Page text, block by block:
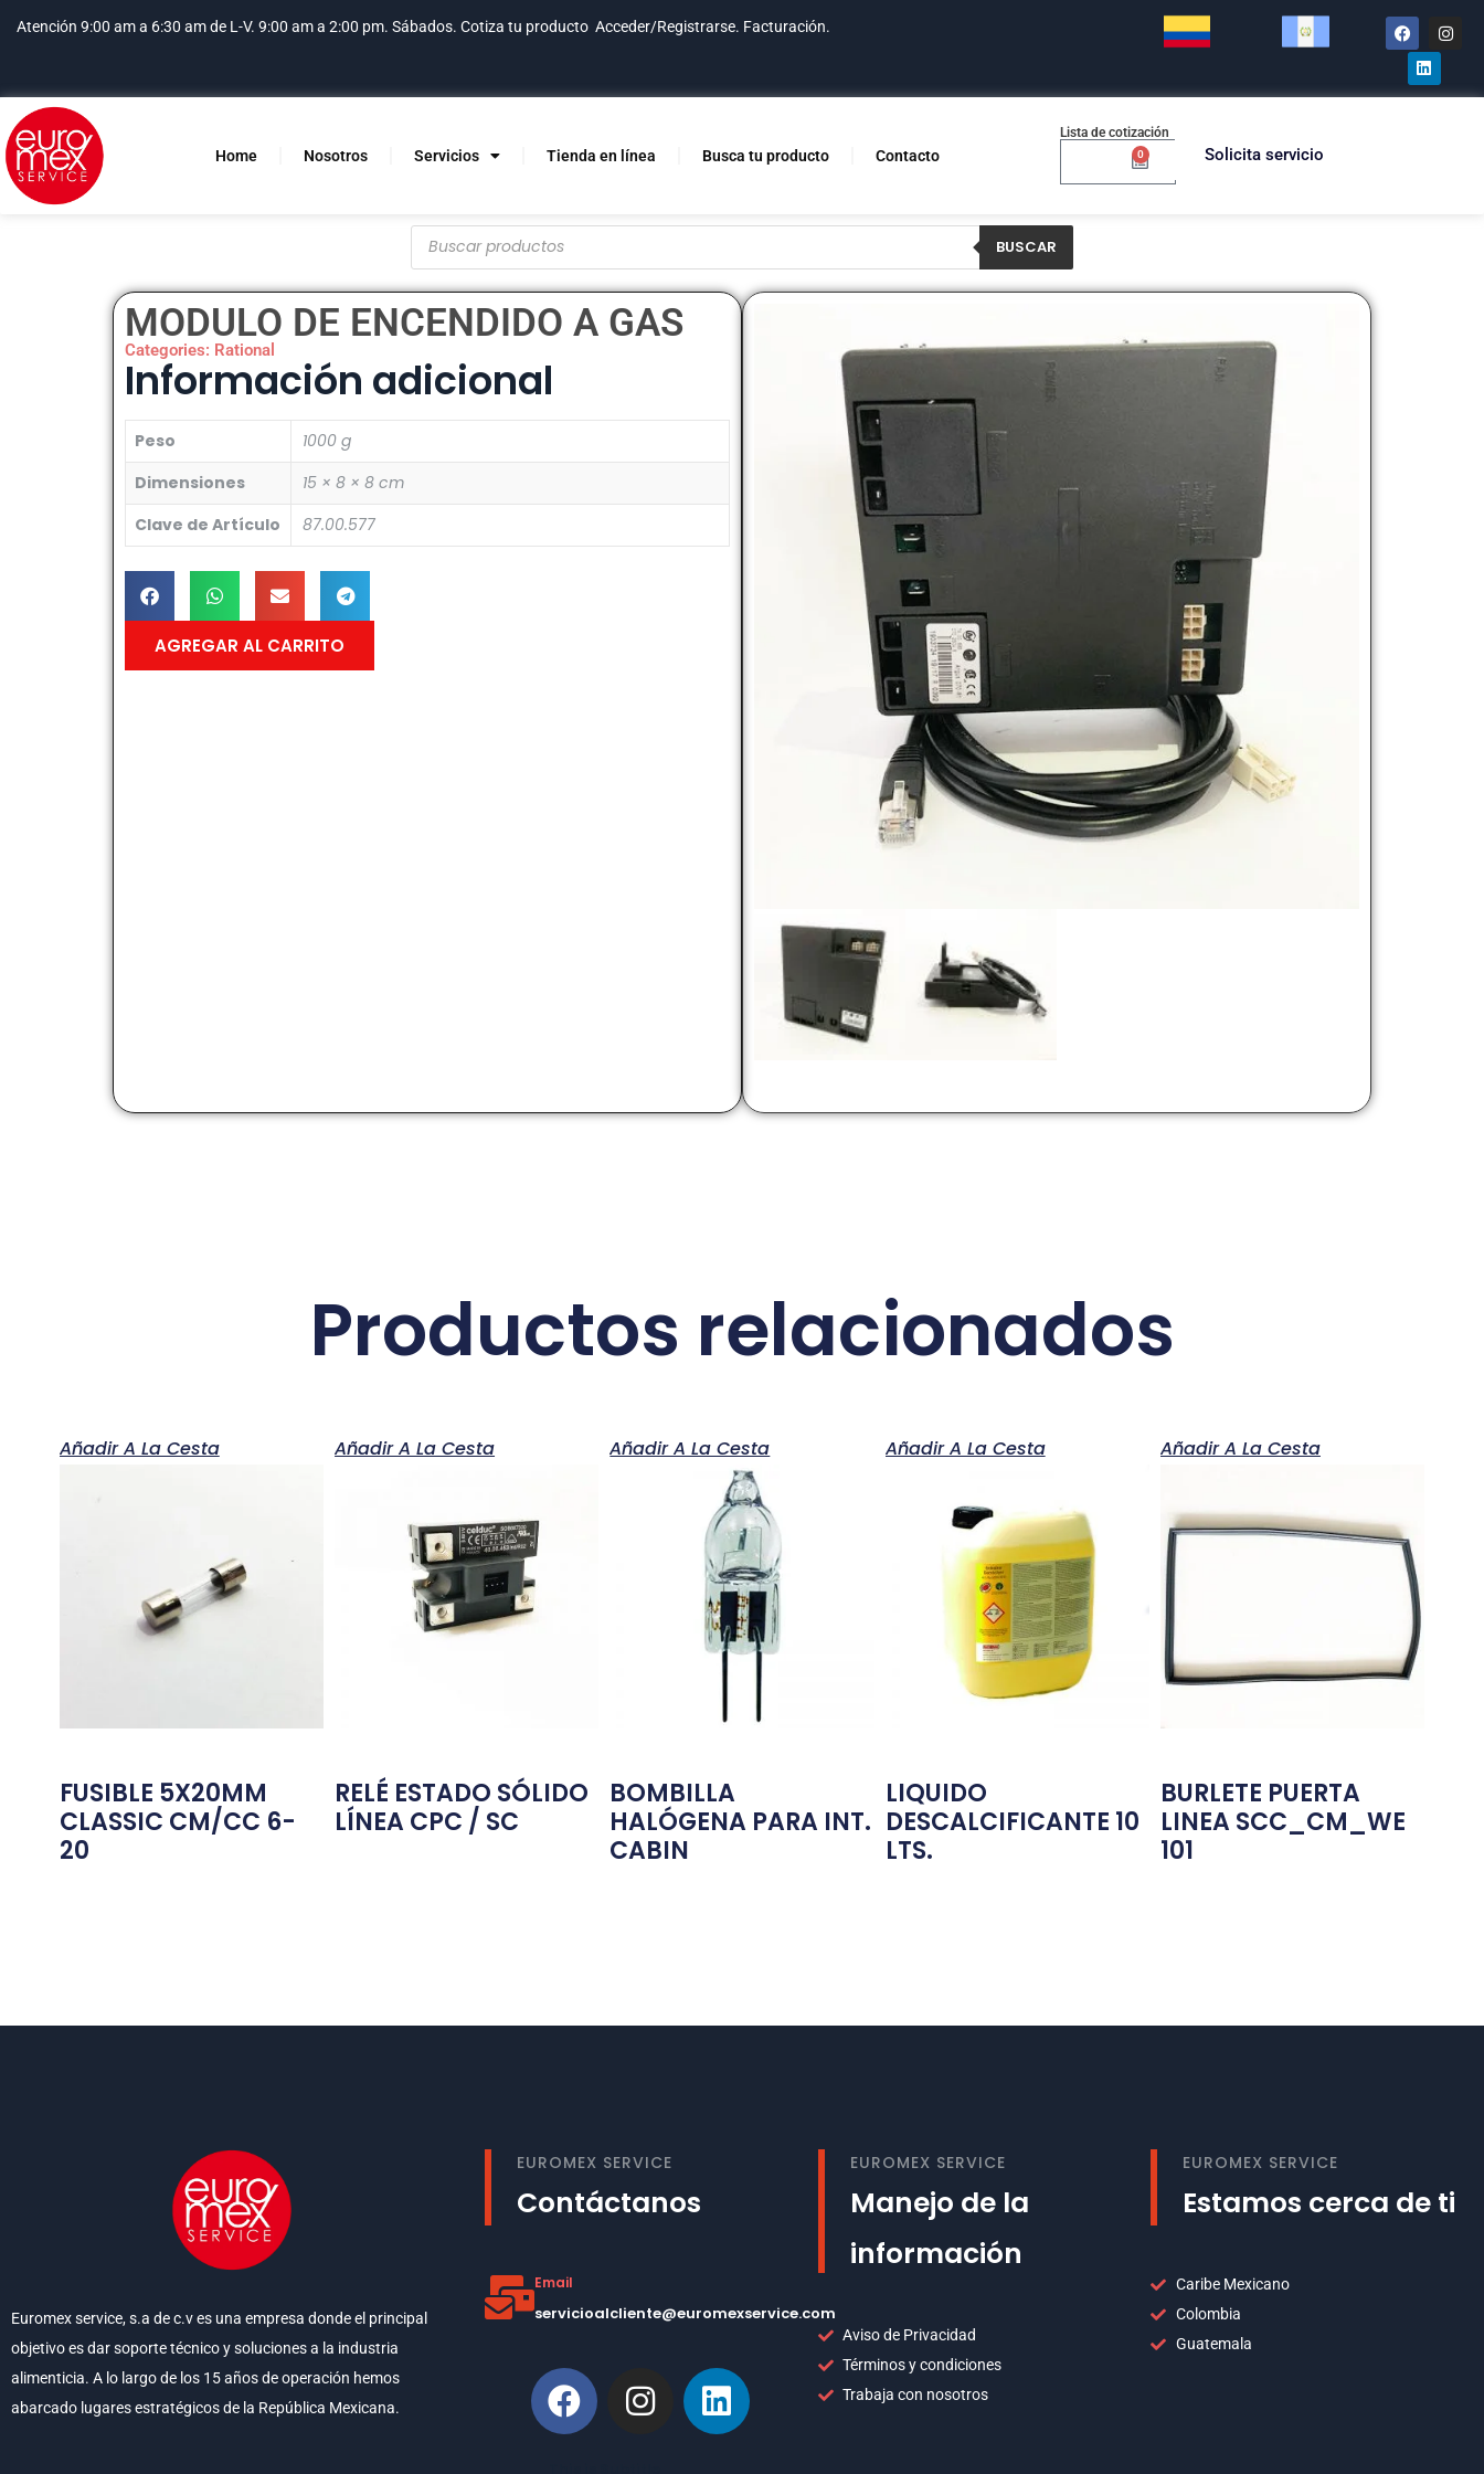
Atención 9:00 am a 6:30 am de L-V. 9:00 am a 2:00 pm. Sábados. Cotiza tu producto Acceder/Registrarse. Facturación.
Home Nosotros Servicios Tienda en línea Busca tu producto Contacto
Lista de cotización
0 Solicita servicio
BUSCAR
MODULO DE ENCENDIDO A GAS
Categories: Rational
Información adicional
Peso
1000 g
Dimensiones
15 × 8 × 8 cm
Clave de Artículo
87.00.577
AGREGAR AL CARRITO
Productos relacionados
Añadir A La Cesta
FUSIBLE 5X20MM
CLASSIC CM/CC 6-
20
Añadir A La Cesta
RELÉ ESTADO SÓLIDO
LÍNEA CPC / SC
Añadir A La Cesta
BOMBILLA
HALÓGENA PARA INT.
CABIN
Añadir A La Cesta
LIQUIDO
DESCALCIFICANTE 10
LTS.
Añadir A La Cesta
BURLETE PUERTA
LINEA SCC_CM_WE
101
Euromex service, s.a de c.v es una empresa donde el principal
objetivo es dar soporte técnico y soluciones a la industria
alimenticia. A lo largo de los 15 años de operación hemos
abarcado lugares estratégicos de la República Mexicana.
EUROMEX SERVICE
Contáctanos
Email
servicioalcliente@euromexservice.com
EUROMEX SERVICE
Manejo de la
información
Aviso de Privacidad
Términos y condiciones
Trabaja con nosotros
EUROMEX SERVICE
Estamos cerca de ti
Caribe Mexicano
Colombia
Guatemala